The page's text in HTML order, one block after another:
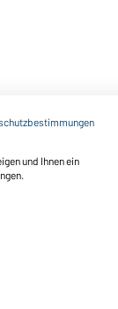
und Ihnen ein